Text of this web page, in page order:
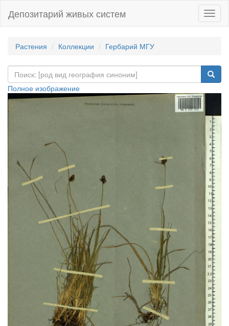
Депозитарий живых систем
Растения Коллекции Гербарий МГУ
Полное изображение